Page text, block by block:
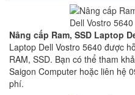
Nâng cấp Ram, SSD Laptop
Laptop Dell Vostro 5640 được
RAM, SSD. Bạn có thể tham
Saigon Computer hoặc liên hệ
phí.